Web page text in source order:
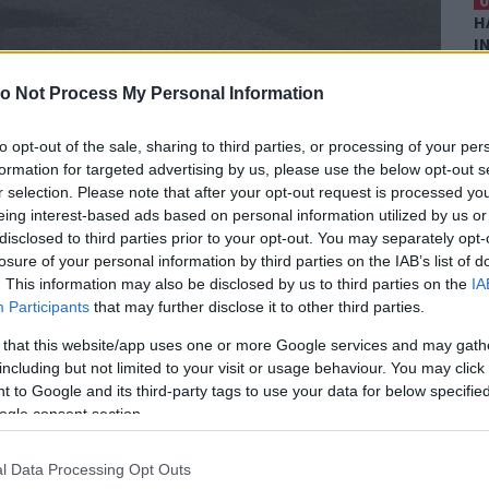
Not Process My Personal Information
opt-out of the sale, sharing to third parties, or processing of your
for targeted advertising by us, please use the below opt-out
selection. Please note that after your opt-out request is processed
interest-based ads based on personal information utilized by us
to third parties prior to your opt-out. You may separately
of your personal information by third parties on the IAB’s list of
This information may also be disclosed by us to third parties on the
Participants that may further disclose it to other third parties.
that this website/app uses one or more Google services and may
but not limited to your visit or usage behaviour. You may
to Google and its third-party tags to use your data for below
consent section.
Data Processing Opt Outs
egy kamion és egy
térségében - közölte a rendőrség.
augusztus 18-án, 15 óra körüli időben, az M80-as
térségében.A rendőrség közleménye
– egy személygépkocsi és egy kamion
A